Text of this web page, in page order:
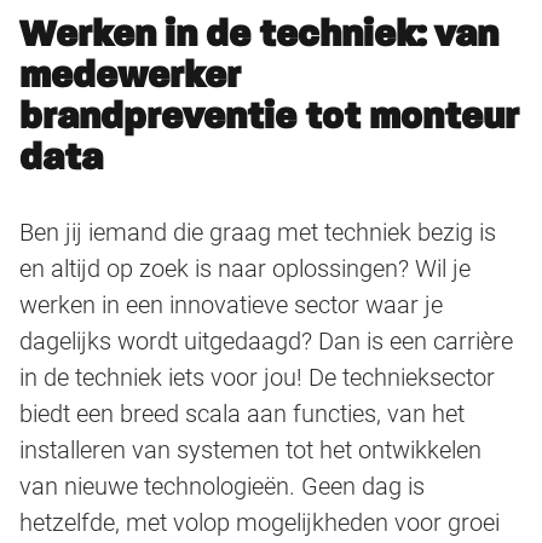
Werken in de techniek: van
medewerker
brandpreventie tot monteur
data
Ben jij iemand die graag met techniek bezig is
en altijd op zoek is naar oplossingen? Wil je
werken in een innovatieve sector waar je
dagelijks wordt uitgedaagd? Dan is een carrière
in de techniek iets voor jou! De technieksector
biedt een breed scala aan functies, van het
installeren van systemen tot het ontwikkelen
van nieuwe technologieën. Geen dag is
hetzelfde, met volop mogelijkheden voor groei